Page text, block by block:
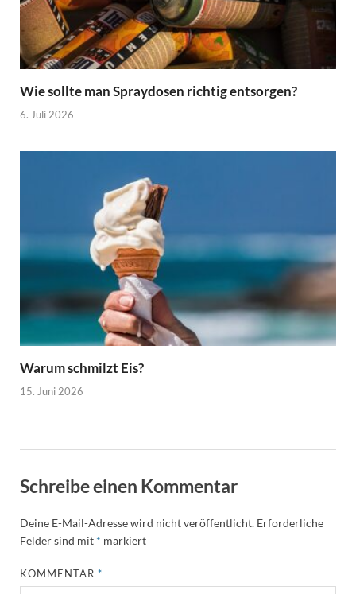
Wie sollte man Spraydosen richtig entsorgen?
6. Juli 2026
Warum schmilzt Eis?
15. Juni 2026
Schreibe einen Kommentar
Deine E-Mail-Adresse wird nicht veröffentlicht. Erforderliche
Felder sind mit * markiert
KOMMENTAR*